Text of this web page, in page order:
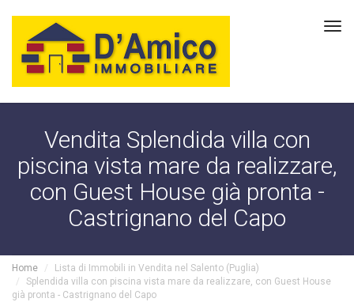
Vendita Splendida villa con
piscina vista mare da realizzare,
con Guest House già pronta -
Castrignano del Capo
Home
Lista di Immobili in Vendita nel Salento (Puglia)
Splendida villa con piscina vista mare da realizzare, con Guest House
già pronta - Castrignano del Capo